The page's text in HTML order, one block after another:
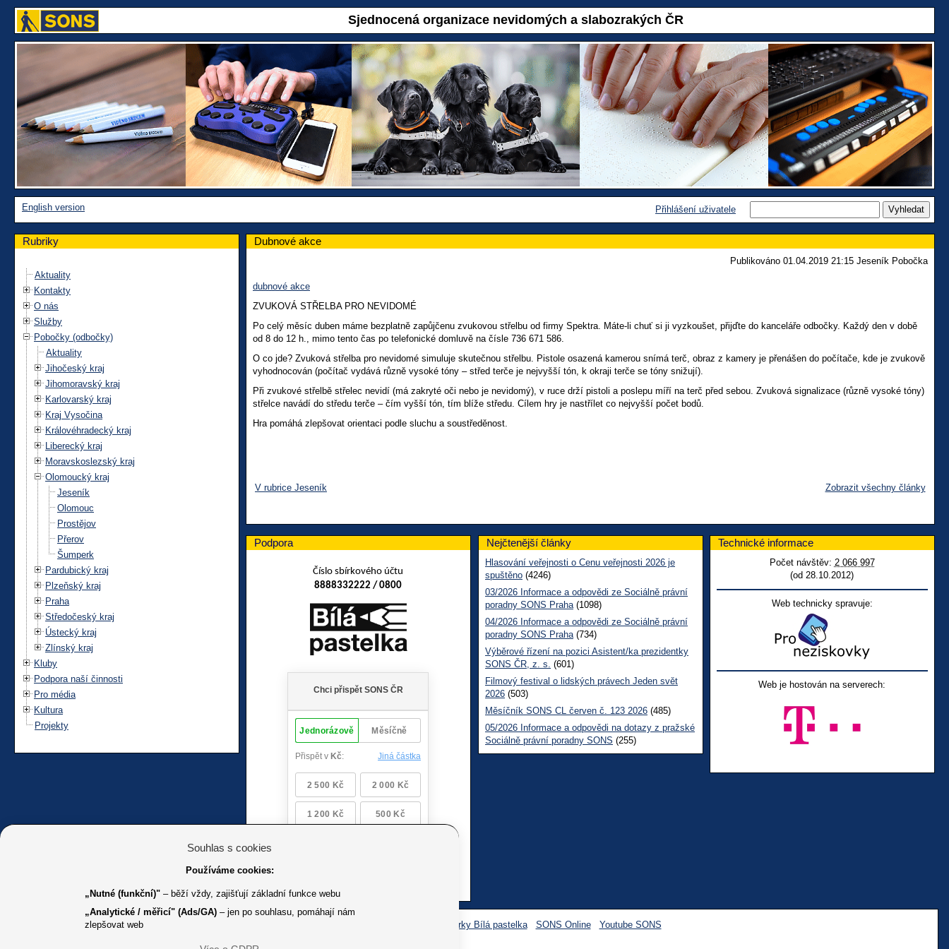
Sjednocená organizace nevidomých a slabozrakých ČR
English version Přihlášení uživatele
Rubriky
Aktuality
Kontakty
O nás
Služby
Pobočky (odbočky)
Aktuality
Jihočeský kraj
Jihomoravský kraj
Karlovarský kraj
Kraj Vysočina
Královéhradecký kraj
Liberecký kraj
Moravskoslezský kraj
Olomoucký kraj
Jeseník
Olomouc
Prostějov
Přerov
Šumperk
Pardubický kraj
Plzeňský kraj
Praha
Středočeský kraj
Ústecký kraj
Zlínský kraj
Kluby
Podpora naší činnosti
Pro média
Kultura
Projekty
Dubnové akce
Publikováno 01.04.2019 21:15 Jeseník Pobočka
dubnové akce
ZVUKOVÁ STŘELBA PRO NEVIDOMÉ
Po celý měsíc duben máme bezplatně zapůjčenu zvukovou střelbu od firmy Spektra. Máte-li chuť si ji vyzkoušet, přijďte do kanceláře odbočky. Každý den v době
od 8 do 12 h., mimo tento čas po telefonické domluvě na čísle 736 671 586.
O co jde? Zvuková střelba pro nevidomé simuluje skutečnou střelbu. Pistole osazená kamerou snímá terč, obraz z kamery je přenášen do počítače, kde je zvukově
vyhodnocován (počítač vydává různě vysoké tóny – střed terče je nejvyšší tón, k okraji terče se tóny snižují).
Při zvukové střelbě střelec nevidí (má zakryté oči nebo je nevidomý), v ruce drží pistoli a poslepu míří na terč před sebou. Zvuková signalizace (různě vysoké tóny)
střelce navádí do středu terče – čím vyšší tón, tím blíže středu. Cílem hry je nastřílet co nejvyšší počet bodů.
Hra pomáhá zlepšovat orientaci podle sluchu a soustředěnost.
V rubrice Jeseník Zobrazit všechny články
Podpora
Číslo sbírkového účtu
8888332222 / 0800
Nejčtenější články
Hlasování veřejnosti o Cenu veřejnosti 2026 je
spuštěno (4246)
03/2026 Informace a odpovědi ze Sociálně právní
poradny SONS Praha (1098)
04/2026 Informace a odpovědi ze Sociálně právní
poradny SONS Praha (734)
Výběrové řízení na pozici Asistent/ka prezidentky
SONS ČR, z. s. (601)
Filmový festival o lidských právech Jeden svět
2026 (503)
Měsíčník SONS CL červen č. 123 2026 (485)
05/2026 Informace a odpovědi na dotazy z pražské
Sociálně právní poradny SONS (255)
Technické informace
Počet návštěv: 2 066 997
(od 28.10.2012)
Web technicky spravuje:
Web je hostován na serverech:
Facebook sbírky Bílá pastelka SONS Online Youtube SONS
Souhlas s cookies
Používáme cookies:
„Nutné (funkční)" – běží vždy, zajišťují základní funkce webu
„Analytické / měřicí" (Ads/GA) – jen po souhlasu, pomáhají nám
zlepšovat web